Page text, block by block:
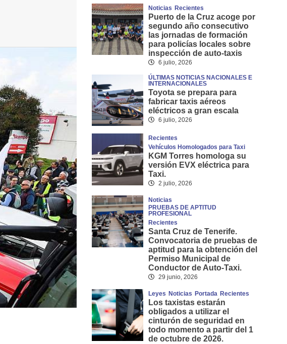
Noticias Recientes
Puerto de la Cruz acoge por
segundo año consecutivo
las jornadas de formación
para policías locales sobre
inspección de auto-taxis
6 julio, 2026
ÚLTIMAS NOTICIAS NACIONALES E
INTERNACIONALES
Toyota se prepara para
fabricar taxis aéreos
eléctricos a gran escala
6 julio, 2026
Recientes
Vehículos Homologados para Taxi
KGM Torres homologa su
versión EVX eléctrica para
Taxi.
2 julio, 2026
Noticias
PRUEBAS DE APTITUD
PROFESIONAL
Recientes
Santa Cruz de Tenerife.
Convocatoria de pruebas de
aptitud para la obtención del
Permiso Municipal de
Conductor de Auto-Taxi.
29 junio, 2026
Leyes Noticias Portada Recientes
Los taxistas estarán
obligados a utilizar el
cinturón de seguridad en
todo momento a partir del 1
de octubre de 2026.